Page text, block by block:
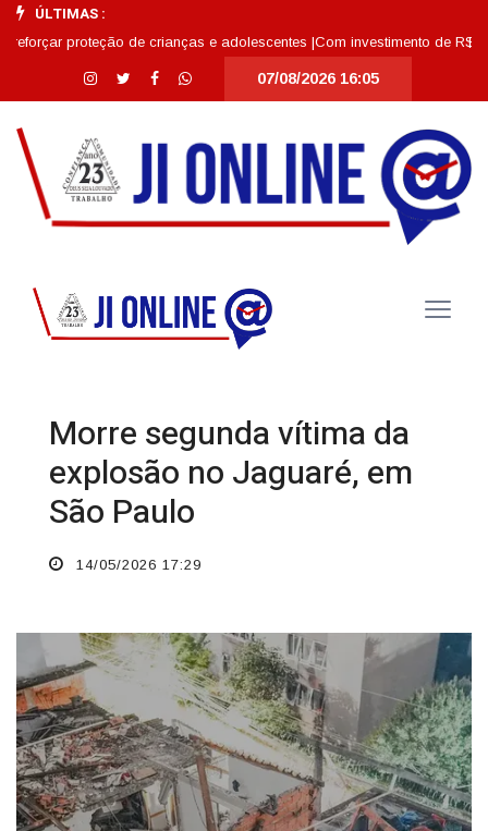
ÚLTIMAS :
proteção de crianças e adolescentes |Com investimento de R$ 11,7
07/08/2026 16:05
Morre segunda vítima da
explosão no Jaguaré, em
São Paulo
14/05/2026 17:29